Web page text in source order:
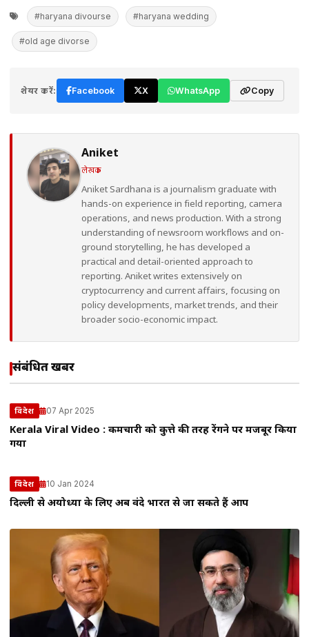
#haryana divourse #haryana wedding
#old age divorse
शेयर करें: Facebook X WhatsApp Copy
Aniket
लेखक
Aniket Sardhana is a journalism graduate with
hands-on experience in field reporting, camera
operations, and news production. With a strong
understanding of newsroom workflows and on-
ground storytelling, he has developed a
practical and detail-oriented approach to
reporting. Aniket writes extensively on
cryptocurrency and current affairs, focusing on
policy developments, market trends, and their
broader socio-economic impact.
संबंधित खबरें
विदेश 07 Apr 2025
Kerala Viral Video : कर्मचारी को कुत्ते की तरह रेंगने पर मजबूर किया
गया
विदेश 10 Jan 2024
दिल्ली से अयोध्या के लिए अब वंदे भारत से जा सकते हैं आप